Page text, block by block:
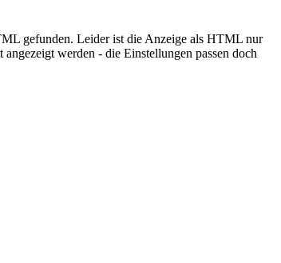
gefunden. Leider ist die Anzeige als HTML nur
werden - die Einstellungen passen doch